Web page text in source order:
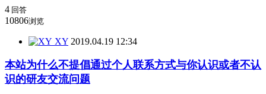
4 回答
10806浏览
XY 2019.04.19 12:34
本站为什么不提倡通过个人联系方式与你认识或者不认
识的研友交流问题